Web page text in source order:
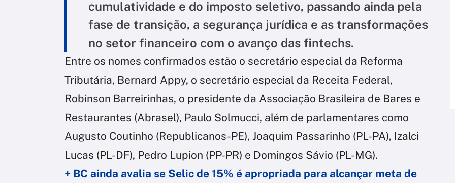
cumulatividade e do imposto seletivo, passando ainda pela
fase de transição, a segurança jurídica e as transformações
no setor financeiro com o avanço das fintechs.
Entre os nomes confirmados estão o secretário especial da Reforma
Tributária, Bernard Appy, o secretário especial da Receita Federal,
Robinson Barreirinhas, o presidente da Associação Brasileira de Bares e
Restaurantes (Abrasel), Paulo Solmucci, além de parlamentares como
Augusto Coutinho (Republicanos-PE), Joaquim Passarinho (PL-PA), Izalci
Lucas (PL-DF), Pedro Lupion (PP-PR) e Domingos Sávio (PL-MG).
+ BC ainda avalia se Selic de 15% é apropriada para alcançar meta de